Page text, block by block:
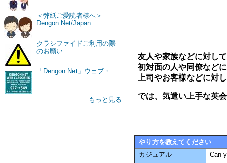
＜弊紙ご愛読者様へ＞
Dengon Net/Japan...
クラシファイドご利用の際
のお願い
「Dengon Net」ウェブ・...
もっと見る
友人や家族などに対し
初対面の人や同僚など
上司やお客様などに対
では、気遣い上手な英
やり方を教えてください
カジュアル
Can